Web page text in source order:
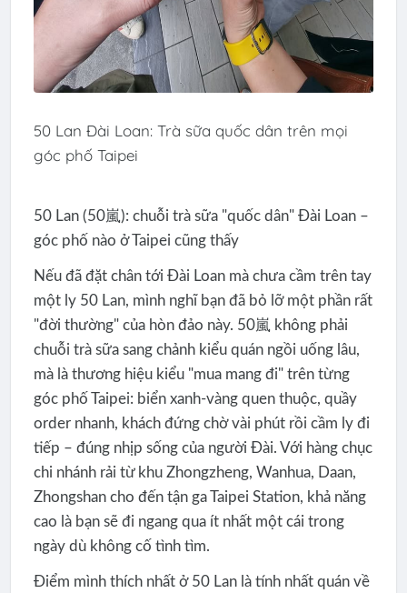
50 Lan Đài Loan: Trà sữa quốc dân trên mọi
góc phố Taipei
50 Lan (50嵐): chuỗi trà sữa "quốc dân" Đài Loan –
góc phố nào ở Taipei cũng thấy
Nếu đã đặt chân tới Đài Loan mà chưa cầm trên tay
một ly 50 Lan, mình nghĩ bạn đã bỏ lỡ một phần rất
"đời thường" của hòn đảo này. 50嵐 không phải
chuỗi trà sữa sang chảnh kiểu quán ngồi uống lâu,
mà là thương hiệu kiểu "mua mang đi" trên từng
góc phố Taipei: biển xanh-vàng quen thuộc, quầy
order nhanh, khách đứng chờ vài phút rồi cầm ly đi
tiếp – đúng nhịp sống của người Đài. Với hàng chục
chi nhánh rải từ khu Zhongzheng, Wanhua, Daan,
Zhongshan cho đến tận ga Taipei Station, khả năng
cao là bạn sẽ đi ngang qua ít nhất một cái trong
ngày dù không cố tình tìm.
Điểm mình thích nhất ở 50 Lan là tính nhất quán về